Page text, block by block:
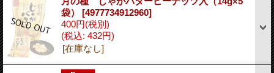
袋） [4977734912960]
400円(税別)
(税込: 432円)
[在庫なし]